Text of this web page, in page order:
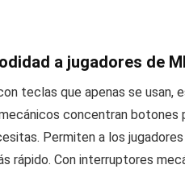
a jugadores de
teclas que apenas se usan,
concentran botones
Permiten a los jugadores
rápido. Con interruptores